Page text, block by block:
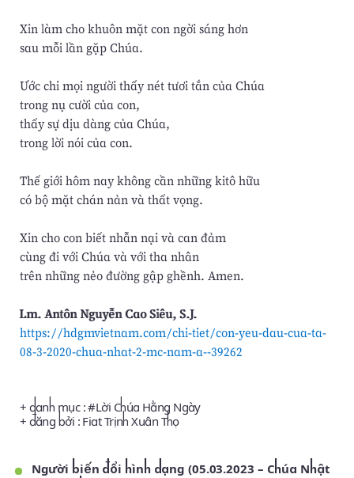
Xin làm cho khuôn mặt con ngời sáng hơn
sau mỗi lần gặp Chúa.
Ước chi mọi người thấy nét tươi tắn của Chúa
trong nụ cười của con,
thấy sự dịu dàng của Chúa,
trong lời nói của con.
Thế giới hôm nay không cần những kitô hữu
có bộ mặt chán nản và thất vọng.
Xin cho con biết nhẫn nại và can đảm
cùng đi với Chúa và với tha nhân
trên những nẻo đường gập ghềnh. Amen.
Lm. Antôn Nguyễn Cao Siêu, S.J.
https://hdgmvietnam.com/chi-tiet/con-yeu-dau-cua-ta-
08-3-2020-chua-nhat-2-mc-nam-a--39262
+ danh mục : #Lời Chúa Hằng Ngày
+ đăng bởi : Fiat Trịnh Xuân Thọ
Người biến đổi hình dạng (05.03.2023 – Chúa Nhật